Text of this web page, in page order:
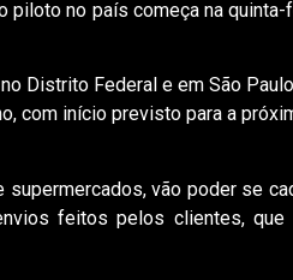
no país começa na
Distrito Federal e em São
com início previsto para a
vão poder se
feitos pelos clientes,